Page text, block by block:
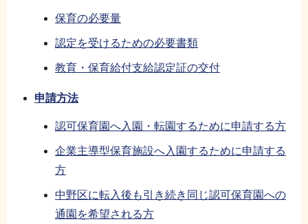
保育の必要量
認定を受けるための必要書類
教育・保育給付支給認定証の交付
申請方法
認可保育園へ入園・転園するために申請する方
企業主導型保育施設へ入園するために申請する
方
中野区に転入後も引き続き同じ認可保育園への
通園を希望される方